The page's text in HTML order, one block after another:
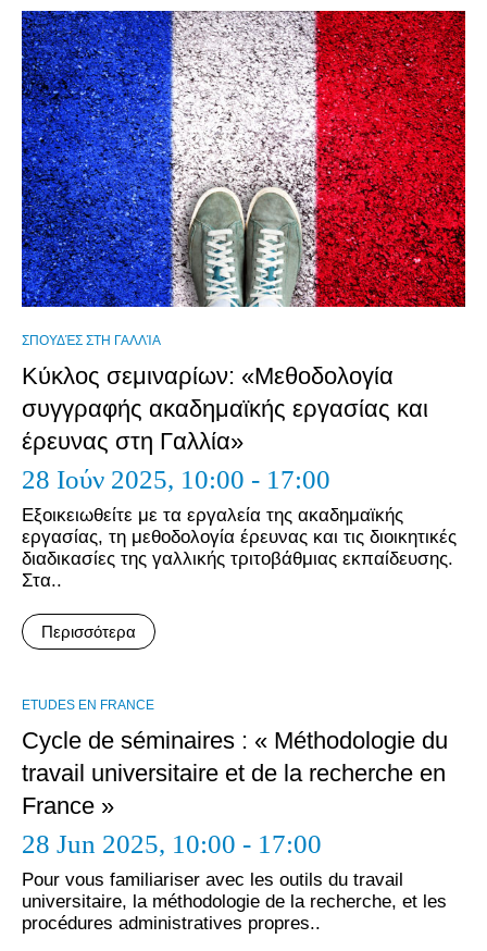
ΣΠΟΥΔΈΣ ΣΤΗ ΓΑΛΛΊΑ
Κύκλος σεμιναρίων: «Μεθοδολογία
συγγραφής ακαδημαϊκής εργασίας και
έρευνας στη Γαλλία»
28 Ιούν 2025, 10:00 - 17:00
Εξοικειωθείτε με τα εργαλεία της ακαδημαϊκής
εργασίας, τη μεθοδολογία έρευνας και τις διοικητικές
διαδικασίες της γαλλικής τριτοβάθμιας εκπαίδευσης.
Στα..
Περισσότερα
ΕTUDES EN FRANCE
Cycle de séminaires : « Méthodologie du
travail universitaire et de la recherche en
France »
28 Jun 2025, 10:00 - 17:00
Pour vous familiariser avec les outils du travail
universitaire, la méthodologie de la recherche, et les
procédures administratives propres..